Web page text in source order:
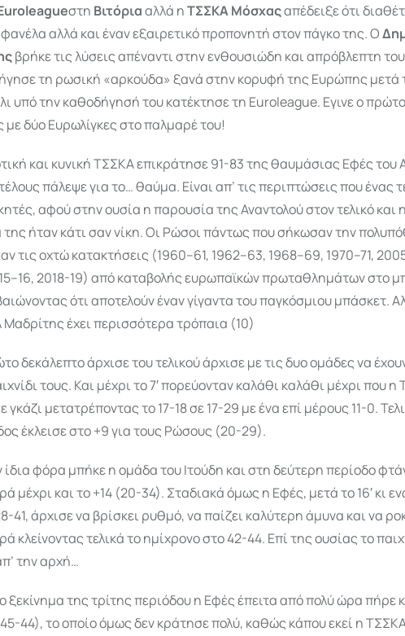
στη Βιτόριααλλά ηΤΣΣΚΑ Μόσχαςαπέδειξε ότι
αλλά και έναν εξαιρετικό προπονητή στον πάγκο της. Ο
βρήκε τις λύσεις απέναντι στην ενθουσιώδη και απρόβλεπτη
τη ρωσική «αρκούδα» ξανά στην κορυφή της Ευρώπης μετά
υπό την καθοδήγησή του κατέκτησε τη Euroleague. Εγινε ο
με δύο Ευρωλίγκες στο παλμαρέ του!
και κυνική ΤΣΣΚΑ επικράτησε 91-83 της θαυμάσιας Εφές του
πάλεψε για το… θαύμα. Είναι απ’ τις περιπτώσεις που ένας
αφού στην ουσία η παρουσία της Αναντολού στον τελικό και
της ήταν κάτι σαν νίκη. Οι Ρώσοι πάντως που σήκωσαν την
τις οχτώ κατακτήσεις (1960–61, 1962–63, 1968–69, 1970–71,
2018-19) από καταβολής ευρωπαϊκών πρωταθλημάτων στο
ότι αποτελούν έναν γίγαντα του παγκόσμιου μπάσκετ.
Μαδρίτης έχει περισσότερα τρόπαια (10)
δεκάλεπτο άρχισε του τελικού άρχισε με τις δυο ομάδες να
τους. Και μέχρι το 7′ πορεύονταν καλάθι καλάθι μέχρι που
γκάζι μετατρέποντας το 17-18 σε 17-29 με ένα επί μέρους 11-0.
έκλεισε στο +9 για τους Ρώσους (20-29).
ίδια φόρα μπήκε η ομάδα του Ιτούδη και στη δεύτερη περίοδο
μέχρι και το +14 (20-34). Σταδιακά όμως η Εφές, μετά το 16′ κι
41, άρχισε να βρίσκει ρυθμό, να παίζει καλύτερη άμυνα και να
κλείνοντας τελικά το ημίχρονο στο 42-44. Επί της ουσίας το
την αρχή…
ξεκίνημα της τρίτης περιόδου η Εφές έπειτα από πολύ ώρα πήρε
44), το οποίο όμως δεν κράτησε πολύ, καθώς κάπου εκεί η